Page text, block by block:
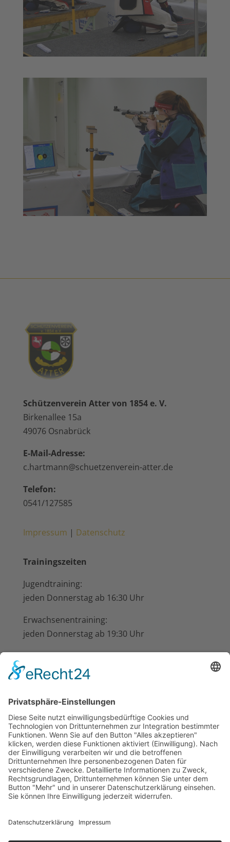
Schützenverein Atter von 1854 e. V.
Birkenallee 15a
49076 Osnabrück
E-Mail-Adresse:
c.hartmann@schuetzenverein-atter.de
Telefon:
0541/127585
Impressum | Datenschutz
Trainingszeiten
Jugendtraining:
jeden Donnerstag ab 16:30 Uhr
Erwachsenentraining:
jeden Donnerstag ab 19:30 Uhr
im Schützenhaus beim Hotel-Restaurant
Busch-Atter, Eikesberg 51
Nächste Termine
AUG.
11
19:30-22:00 CEST
Übungsabend der Kreisdamen
AUG.
15
10:00 -12:00CEST
Optimierung Pflegezustand Friedhof Atter
AUG. 19:30- 22:00CEST